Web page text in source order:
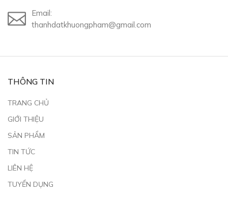
Email:
thanhdatkhuongpham@gmail.com
THÔNG TIN
TRANG CHỦ
GIỚI THIỆU
SẢN PHẨM
TIN TỨC
LIÊN HỆ
TUYỂN DỤNG